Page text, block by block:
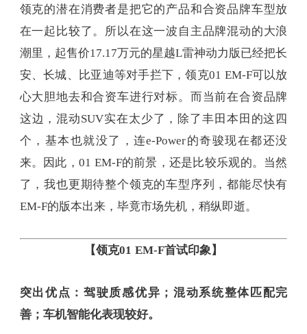
领克的潜在消费者是把它的产品和合资品牌车型放
在一起比较了。所以在这一波自主品牌混动的大浪
潮里，起售价17.17万元的星越L雷神动力版已经把长
安、长城、比亚迪等对手拦下，领克01 EM-F可以放
心大胆地去和合资车进行对标。而当前在合资品牌
这边，混动SUV实在太少了，除了丰田本田的这四
个，基本也就没了，连e-Power的奇骏现在都还没
来。因此，01 EM-F的前景，还是比较乐观的。当然
了，我也更期待整个领克的车型序列，都能尽快有
EM-F的版本出来，毕竟市场先机，稍纵即逝。
【领克01 EM-F首试印象】
突出优点：驾驶质感优异；混动系统整体匹配完
善；车机智能化表现较好。